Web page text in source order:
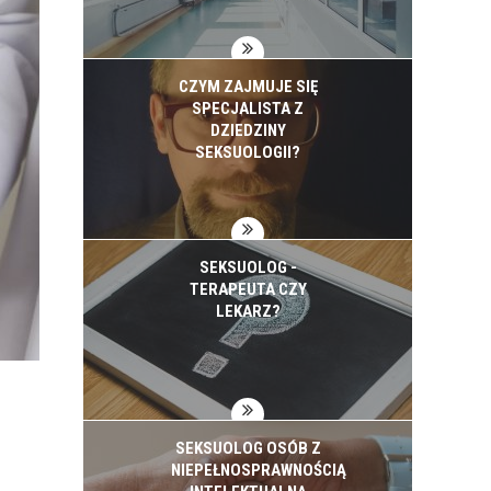
CZYM ZAJMUJE SIĘ
SPECJALISTA Z
DZIEDZINY
SEKSUOLOGII?
SEKSUOLOG -
TERAPEUTA CZY
LEKARZ?
SEKSUOLOG OSÓB Z
NIEPEŁNOSPRAWNOŚCIĄ